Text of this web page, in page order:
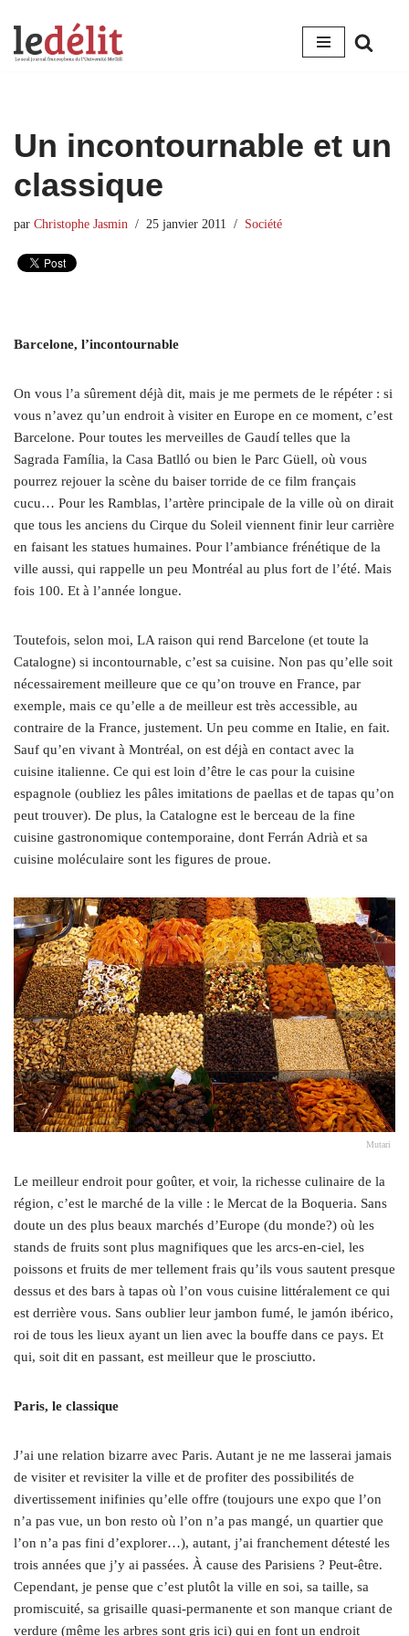
Aller
Un incontournable et un
classique
par Christophe Jasmin 25 janvier 2011 Société
Barcelone, l’incontournable
On vous l’a sûrement déjà dit, mais je me permets de le répéter : si
vous n’avez qu’un endroit à visiter en Europe en ce moment, c’est
Barcelone. Pour toutes les merveilles de Gaudí telles que la
Sagrada Família, la Casa Batlló ou bien le Parc Güell, où vous
pourrez rejouer la scène du baiser torride de ce film français
cucu… Pour les Ramblas, l’artère principale de la ville où on dirait
que tous les anciens du Cirque du Soleil viennent finir leur carrière
en faisant les statues humaines. Pour l’ambiance frénétique de la
ville aussi, qui rappelle un peu Montréal au plus fort de l’été. Mais
fois 100. Et à l’année longue.
Toutefois, selon moi, LA raison qui rend Barcelone (et toute la
Catalogne) si incontournable, c’est sa cuisine. Non pas qu’elle soit
nécessairement meilleure que ce qu’on trouve en France, par
exemple, mais ce qu’elle a de meilleur est très accessible, au
contraire de la France, justement. Un peu comme en Italie, en fait.
Sauf qu’en vivant à Montréal, on est déjà en contact avec la
cuisine italienne. Ce qui est loin d’être le cas pour la cuisine
espagnole (oubliez les pâles imitations de paellas et de tapas qu’on
peut trouver). De plus, la Catalogne est le berceau de la fine
cuisine gastronomique contemporaine, dont Ferrán Adrià et sa
cuisine moléculaire sont les figures de proue.
Mutari
Le meilleur endroit pour goûter, et voir, la richesse culinaire de la
région, c’est le marché de la ville : le Mercat de la Boqueria. Sans
doute un des plus beaux marchés d’Europe (du monde?) où les
stands de fruits sont plus magnifiques que les arcs-en-ciel, les
poissons et fruits de mer tellement frais qu’ils vous sautent presque
dessus et des bars à tapas où l’on vous cuisine littéralement ce qui
est derrière vous. Sans oublier leur jambon fumé, le jamón ibérico,
roi de tous les lieux ayant un lien avec la bouffe dans ce pays. Et
qui, soit dit en passant, est meilleur que le prosciutto.
Paris, le classique
J’ai une relation bizarre avec Paris. Autant je ne me lasserai jamais
de visiter et revisiter la ville et de profiter des possibilités de
divertissement inifinies qu’elle offre (toujours une expo que l’on
n’a pas vue, un bon resto où l’on n’a pas mangé, un quartier que
l’on n’a pas fini d’explorer…), autant, j’ai franchement détesté les
trois années que j’y ai passées. À cause des Parisiens ? Peut-être.
Cependant, je pense que c’est plutôt la ville en soi, sa taille, sa
promiscuité, sa grisaille quasi-permanente et son manque criant de
verdure (même les arbres sont gris ici) qui en font un endroit